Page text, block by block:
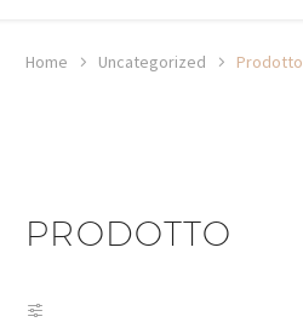
Home Uncategorized Prodotto
PRODOTTO